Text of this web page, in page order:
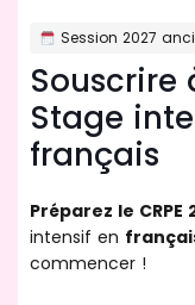
Session 2027
Souscrire
Stage
français
Préparez le CRPE
intensif en
commencer !